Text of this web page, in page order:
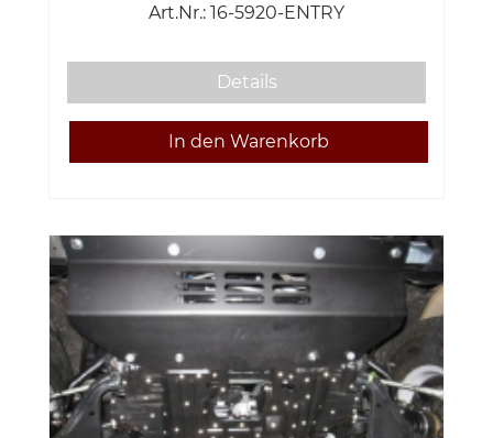
Art.Nr.: 16-5920-ENTRY
Details